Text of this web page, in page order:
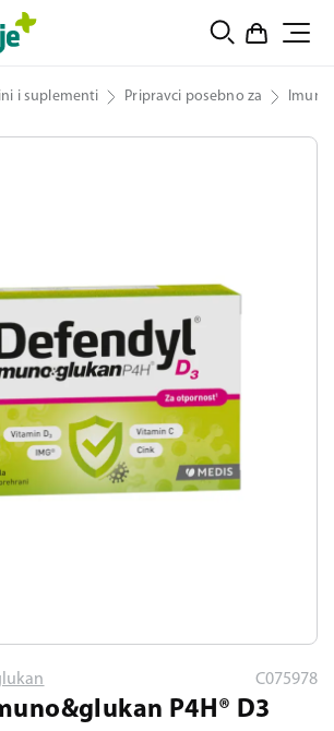
i suplementi Pripravci posebno za
C075978
P4H® D3